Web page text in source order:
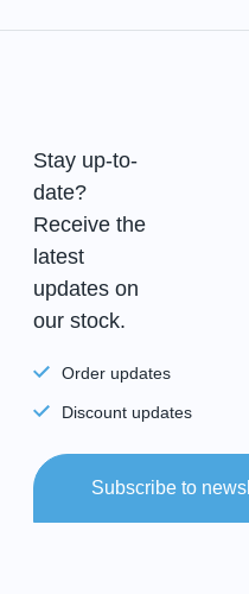
Stay up-to-
date?
Receive the
latest
updates on
our stock.
Order updates
Discount updates
Subscribe to